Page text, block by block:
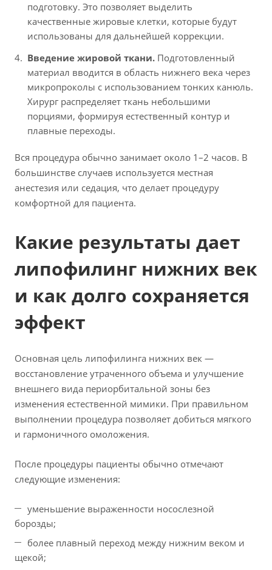
подготовку. Это позволяет выделить
качественные жировые клетки, которые будут
использованы для дальнейшей коррекции.
Введение жировой ткани. Подготовленный
материал вводится в область нижнего века через
микропроколы с использованием тонких канюль.
Хирург распределяет ткань небольшими
порциями, формируя естественный контур и
плавные переходы.
Вся процедура обычно занимает около 1–2 часов. В
большинстве случаев используется местная
анестезия или седация, что делает процедуру
комфортной для пациента.
Какие результаты дает
липофилинг нижних век
и как долго сохраняется
эффект
Основная цель липофилинга нижних век —
восстановление утраченного объема и улучшение
внешнего вида периорбитальной зоны без
изменения естественной мимики. При правильном
выполнении процедура позволяет добиться мягкого
и гармоничного омоложения.
После процедуры пациенты обычно отмечают
следующие изменения:
уменьшение выраженности носослезной
борозды;
более плавный переход между нижним веком и
щекой;